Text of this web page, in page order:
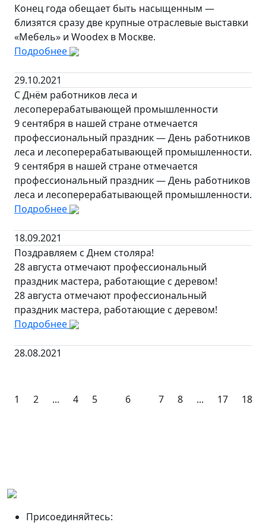
Конец года обещает быть насыщенным —
близятся сразу две крупные отраслевые выставки
«Мебель» и Woodex в Москве.
Подробнее
29.10.2021
С Днём работников леса и
лесоперерабатывающей промышленности
9 сентября в нашей стране отмечается
профессиональный праздник — День работников
леса и лесоперерабатывающей промышленности.
9 сентября в нашей стране отмечается
профессиональный праздник — День работников
леса и лесоперерабатывающей промышленности.
Подробнее
18.09.2021
Поздравляем с Днем столяра!
28 августа отмечают профессиональный
праздник мастера, работающие с деревом!
28 августа отмечают профессиональный
праздник мастера, работающие с деревом!
Подробнее
28.08.2021
1 2 ... 4 5 6 7 8 ... 17 18
Присоединяйтесь: